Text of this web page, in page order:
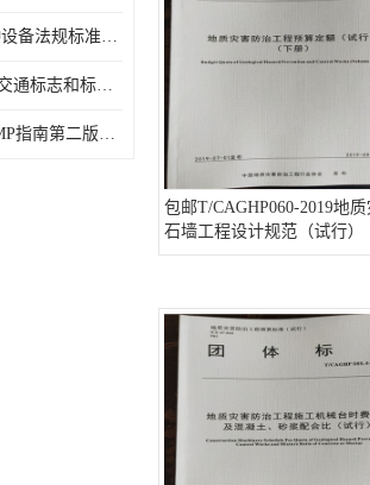
2023新版 特种设备法规标准手册 机电类标准电梯卷 共两本
2023新版道路交通标志和标线手册
2023年药品GMP指南第二版全6册
包邮T/CAGHP060-2019地
石墙工程设计规范（试行）